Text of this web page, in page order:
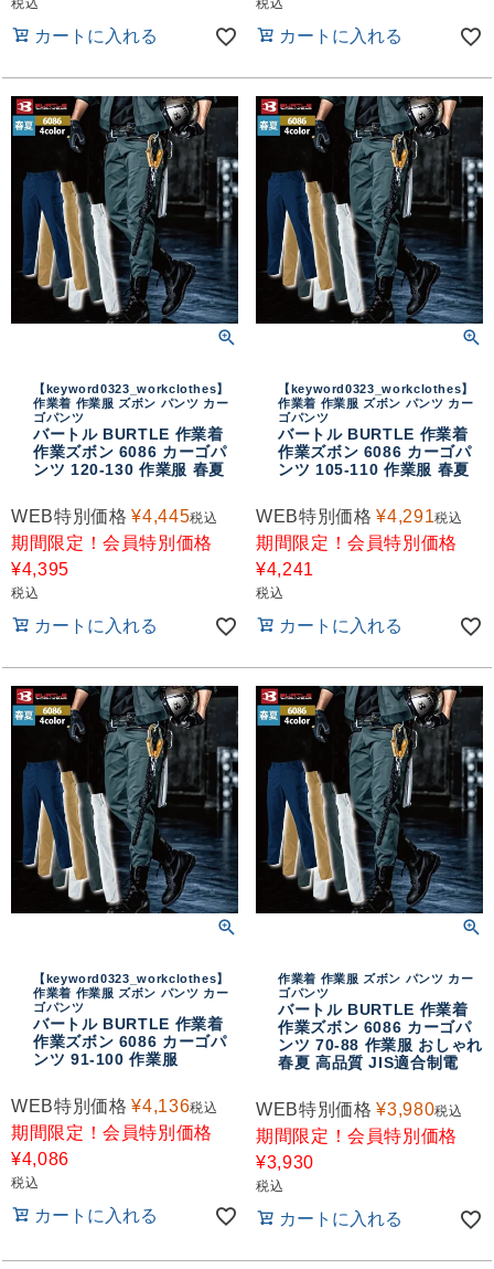
税込
カートに入れる
税込
カートに入れる
【keyword0323_workclothes】
作業着 作業服 ズボン パンツ カー
ゴパンツ
バートル BURTLE 作業着
作業ズボン 6086 カーゴパ
ンツ 120-130 作業服 春夏
WEB特別価格 ¥4,445税込
期間限定！会員特別価格
¥4,395
税込
カートに入れる
【keyword0323_workclothes】
作業着 作業服 ズボン パンツ カー
ゴパンツ
バートル BURTLE 作業着
作業ズボン 6086 カーゴパ
ンツ 105-110 作業服 春夏
WEB特別価格 ¥4,291税込
期間限定！会員特別価格
¥4,241
税込
カートに入れる
【keyword0323_workclothes】
作業着 作業服 ズボン パンツ カー
ゴパンツ
バートル BURTLE 作業着
作業ズボン 6086 カーゴパ
ンツ 91-100 作業服
WEB特別価格 ¥4,136税込
期間限定！会員特別価格
¥4,086
税込
カートに入れる
作業着 作業服 ズボン パンツ カー
ゴパンツ
バートル BURTLE 作業着
作業ズボン 6086 カーゴパ
ンツ 70-88 作業服 おしゃれ
春夏 高品質 JIS適合制電
WEB特別価格 ¥3,980税込
期間限定！会員特別価格
¥3,930
税込
カートに入れる